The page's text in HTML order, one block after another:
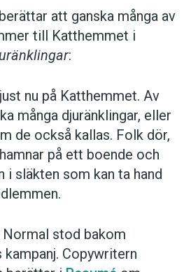
att ganska många av
till Katthemmet i
:
nu på Katthemmet. Av
många djuränklingar, eller
de också kallas. Folk dör,
på ett boende och
i släkten som kan ta hand
Normal stod bakom
kampanj. Copywritern